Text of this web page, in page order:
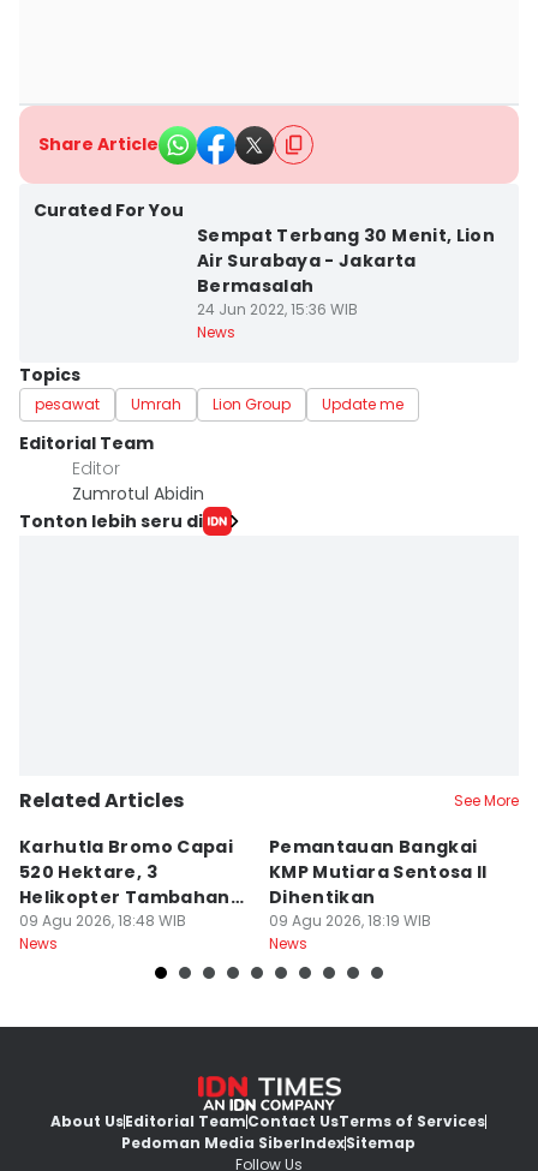
Share Article
Curated For You
Sempat Terbang 30 Menit, Lion
Air Surabaya - Jakarta
Bermasalah
24 Jun 2022, 15:36 WIB
News
Topics
pesawat Umrah Lion Group Update me
Editorial Team
Editor
Zumrotul Abidin
Tonton lebih seru di
Related Articles See More
Karhutla Bromo Capai
520 Hektare, 3
Helikopter Tambahan
Diterjunkan
09 Agu 2026, 18:48 WIB
News
Pemantauan Bangkai
KMP Mutiara Sentosa II
Dihentikan
09 Agu 2026, 18:19 WIB
News
About UsEditorial TeamContact UsTerms of Services
Pedoman Media SiberIndexSitemap
Follow Us